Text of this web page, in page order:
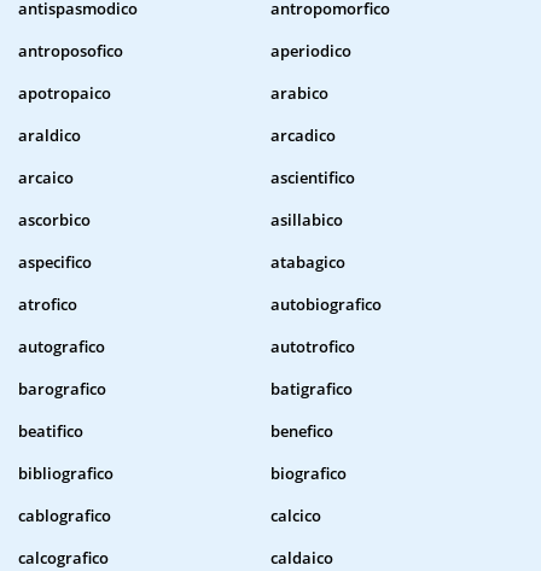
antispasmodico
antropomorfico
antroposofico
aperiodico
apotropaico
arabico
araldico
arcadico
arcaico
ascientifico
ascorbico
asillabico
aspecifico
atabagico
atrofico
autobiografico
autografico
autotrofico
barografico
batigrafico
beatifico
benefico
bibliografico
biografico
cablografico
calcico
calcografico
caldaico